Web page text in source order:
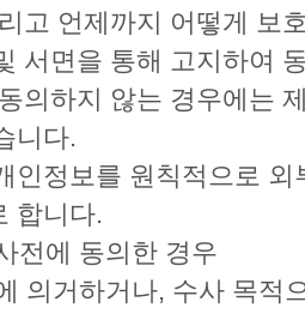
고 언제까지 어떻게 보
서면을 통해 고지하여
의하지 않는 경우에는
니다.
인정보를 원칙적으로
합니다.
전에 동의한 경우
의거하거나, 수사 목적